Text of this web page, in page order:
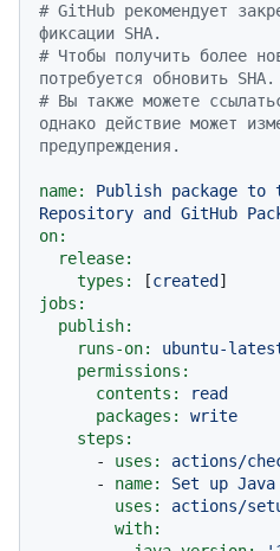
# GitHub рекомендует
фиксации SHA.
# Чтобы получить более
потребуется обновить SHA.
# Вы также можете
однако действие может
предупреждения.
name: Publish package to
Repository and GitHub
on:
release:
types:
[created
jobs:
publish:
runs-on:
ubuntu-
permissions:
contents:
read
packages:
write
steps:
-
uses:
actions/
-
name: Set up Java
uses:
actions/
with: